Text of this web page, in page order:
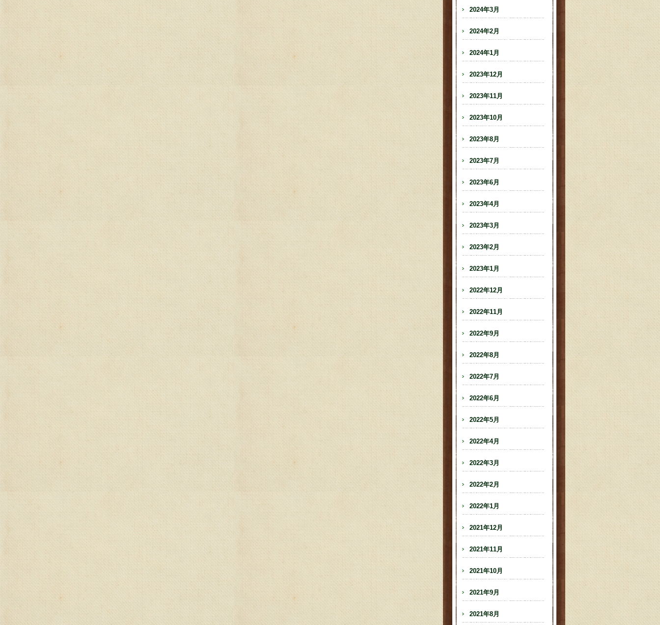
2024年3月
2024年2月
2024年1月
2023年12月
2023年11月
2023年10月
2023年8月
2023年7月
2023年6月
2023年4月
2023年3月
2023年2月
2023年1月
2022年12月
2022年11月
2022年9月
2022年8月
2022年7月
2022年6月
2022年5月
2022年4月
2022年3月
2022年2月
2022年1月
2021年12月
2021年11月
2021年10月
2021年9月
2021年8月